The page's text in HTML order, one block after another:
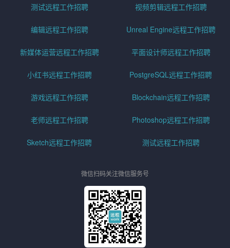
测试远程工作招聘 视频剪辑远程工作招聘
编辑远程工作招聘 Unreal Engine远程工作招聘
新媒体运营远程工作招聘 平面设计师远程工作招聘
小红书远程工作招聘 PostgreSQL远程工作招聘
游戏远程工作招聘 Blockchain远程工作招聘
老师远程工作招聘 Photoshop远程工作招聘
Sketch远程工作招聘 测试远程工作招聘
微信扫码关注微信服务号